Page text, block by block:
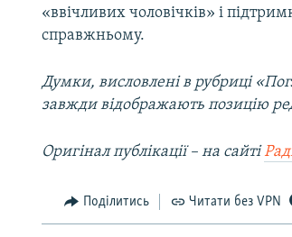
«ввічливих чоловічків» і
справжньому.
Думки, висловлені в рубриці
завжди відображають позицію
Оригінал публікації – на сайті
Поділитись Читати без VPN